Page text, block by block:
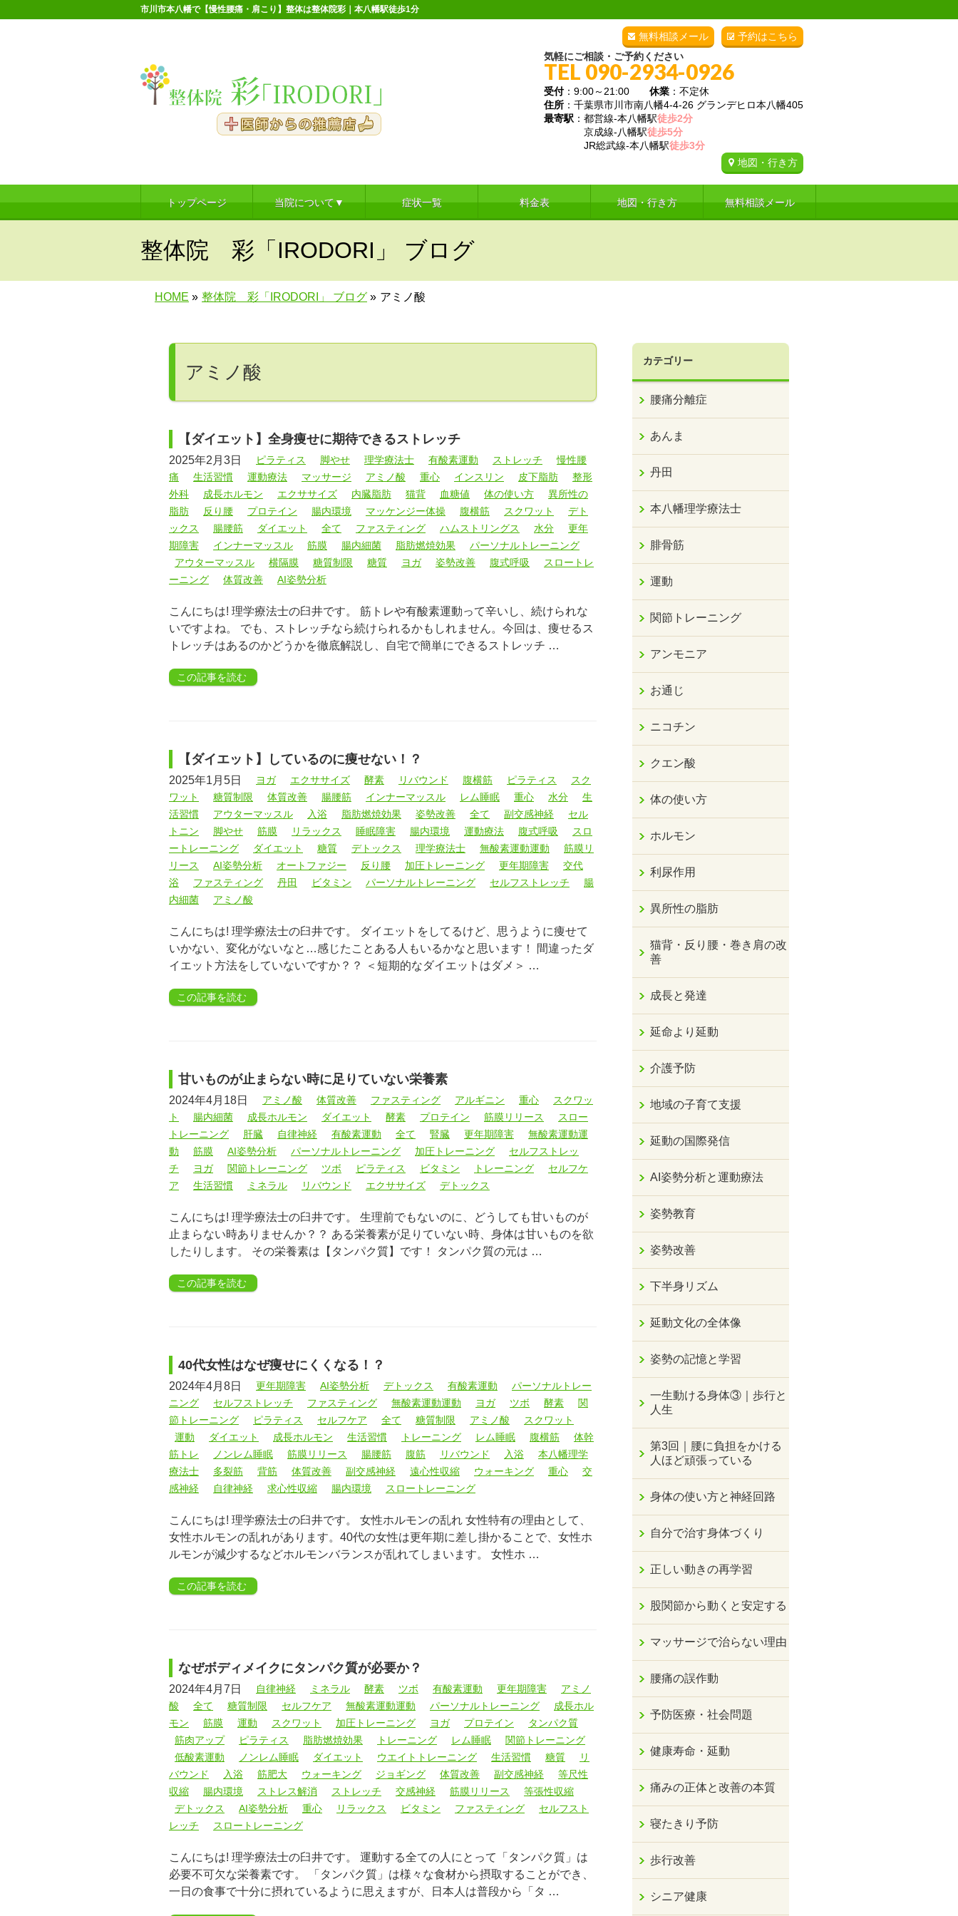
市川市本八幡で【慢性腰痛・肩こり】整体は整体院彩｜本八幡駅徒歩1分
予約はこちら
無料相談メール
気軽にご相談・ご予約ください
TEL 090-2934-0926
受付：9:00～21:00 休業 ：不定休
住所 ：千葉県市川市南八幡4-4-26 グランデヒロ本八幡405
最寄駅 ：都営線-本八幡駅徒歩2分
京成線-八幡駅徒歩5分
JR総武線-本八幡駅徒歩3分
地図・行き方
トップページ 当院について▼ 症状一覧 料金表 地図・行き方 無料相談メール
整体院 彩「IRODORI」 ブログ
HOME » 整体院 彩「IRODORI」 ブログ » アミノ酸
アミノ酸
【ダイエット】全身痩せに期待できるストレッチ
2025年2月3日 ピラティス 脚やせ 理学療法士 有酸素運動 ストレッチ
慢性腰
痛
生活習慣 運動療法 マッサージ アミノ酸 重心 インスリン 皮下脂肪
整形
外科
成長ホルモン エクササイズ 内臓脂肪 猫背 血糖値 体の使い方
異所性の
脂肪
反り腰 プロテイン 腸内環境 マッケンジー体操 腹横筋 スクワット
デト
ックス
腸腰筋 ダイエット 全て ファスティング ハムストリングス 水分
更年
期障害
インナーマッスル 筋膜 腸内細菌 脂肪燃焼効果
パーソナルトレーニング
アウターマッスル
横隔膜 糖質制限 糖質 ヨガ 姿勢改善 腹式呼吸
スロートレ
ーニング
体質改善 AI姿勢分析
こんにちは! 理学療法士の臼井です。 筋トレや有酸素運動って辛いし、続けられな
いですよね。 でも、ストレッチなら続けられるかもしれません。今回は、痩せるス
トレッチはあるのかどうかを徹底解説し、自宅で簡単にできるストレッチ …
この記事を読む
【ダイエット】しているのに痩せない！？
2025年1月5日 ヨガ エクササイズ 酵素 リバウンド 腹横筋 ピラティス
スク
ワット
糖質制限 体質改善 腸腰筋 インナーマッスル レム睡眠 重心 水分
生
活習慣
アウターマッスル 入浴 脂肪燃焼効果 姿勢改善 全て 副交感神経
セル
トニン
脚やせ 筋膜 リラックス 睡眠障害 腸内環境 運動療法 腹式呼吸
スロ
ートレーニング
ダイエット 糖質 デトックス 理学療法士 無酸素運動運動
筋膜リ
リース
AI姿勢分析 オートファジー 反り腰 加圧トレーニング 更年期障害
交代
浴
ファスティング 丹田 ビタミン パーソナルトレーニング セルフストレッチ
腸
内細菌
アミノ酸
こんにちは! 理学療法士の臼井です。 ダイエットをしてるけど、思うように痩せて
いかない、変化がないなと…感じたことある人もいるかなと思います！ 間違ったダ
イエット方法をしていないですか？？ ＜短期的なダイエットはダメ＞ …
この記事を読む
甘いものが止まらない時に足りていない栄養素
2024年4月18日 アミノ酸 体質改善 ファスティング アルギニン 重心
スクワッ
ト
腸内細菌 成長ホルモン ダイエット 酵素 プロテイン 筋膜リリース
スロー
トレーニング
肝臓 自律神経 有酸素運動 全て 腎臓 更年期障害
無酸素運動運
動
筋膜 AI姿勢分析 パーソナルトレーニング 加圧トレーニング
セルフストレッ
チ
ヨガ 関節トレーニング ツボ ピラティス ビタミン トレーニング
セルフケ
ア
生活習慣 ミネラル リバウンド エクササイズ デトックス
こんにちは! 理学療法士の臼井です。 生理前でもないのに、どうしても甘いものが
止まらない時ありませんか？？ ある栄養素が足りていない時、身体は甘いものを欲
したりします。 その栄養素は【タンパク質】です！ タンパク質の元は …
この記事を読む
40代女性はなぜ痩せにくくなる！？
2024年4月8日 更年期障害 AI姿勢分析 デトックス 有酸素運動
パーソナルトレー
ニング
セルフストレッチ ファスティング 無酸素運動運動 ヨガ ツボ 酵素
関
節トレーニング
ピラティス セルフケア 全て 糖質制限 アミノ酸
スクワット
運動
ダイエット 成長ホルモン 生活習慣 トレーニング レム睡眠 腹横筋
体幹
筋トレ
ノンレム睡眠 筋膜リリース 腸腰筋 腹筋 リバウンド 入浴
本八幡理学
療法士
多裂筋 背筋 体質改善 副交感神経 遠心性収縮 ウォーキング 重心
交
感神経
自律神経 求心性収縮 腸内環境 スロートレーニング
こんにちは! 理学療法士の臼井です。 女性ホルモンの乱れ 女性特有の理由として、
女性ホルモンの乱れがあります。40代の女性は更年期に差し掛かることで、女性ホ
ルモンが減少するなどホルモンバランスが乱れてしまいます。 女性ホ …
この記事を読む
なぜボディメイクにタンパク質が必要か？
2024年4月7日 自律神経 ミネラル 酵素 ツボ 有酸素運動 更年期障害
アミノ
酸
全て 糖質制限 セルフケア 無酸素運動運動 パーソナルトレーニング
成長ホル
モン
筋膜 運動 スクワット 加圧トレーニング ヨガ プロテイン
タンパク質
筋肉アップ
ピラティス 脂肪燃焼効果 トレーニング レム睡眠
関節トレーニング
低酸素運動
ノンレム睡眠 ダイエット ウエイトトレーニング 生活習慣 糖質
リ
バウンド
入浴 筋肥大 ウォーキング ジョギング 体質改善 副交感神経
等尺性
収縮
腸内環境 ストレス解消 ストレッチ 交感神経 筋膜リリース
等張性収縮
デトックス
AI姿勢分析 重心 リラックス ビタミン ファスティング
セルフスト
レッチ
スロートレーニング
こんにちは! 理学療法士の臼井です。 運動する全ての人にとって「タンパク質」は
必要不可欠な栄養素です。 「タンパク質」は様々な食材から摂取することができ、
一日の食事で十分に摂れているように思えますが、日本人は普段から「タ …
カテゴリー
腰痛分離症
あんま
丹田
本八幡理学療法士
腓骨筋
運動
関節トレーニング
アンモニア
お通じ
ニコチン
クエン酸
体の使い方
ホルモン
利尿作用
異所性の脂肪
猫背・反り腰・巻き肩の改
善
成長と発達
延命より延動
介護予防
地域の子育て支援
延動の国際発信
AI姿勢分析と運動療法
姿勢教育
姿勢改善
下半身リズム
延動文化の全体像
姿勢の記憶と学習
一生動ける身体③｜歩行と
人生
第3回｜腰に負担をかける
人ほど頑張っている
身体の使い方と神経回路
自分で治す身体づくり
正しい動きの再学習
股関節から動くと安定する
マッサージで治らない理由
腰痛の誤作動
予防医療・社会問題
健康寿命・延動
痛みの正体と改善の本質
寝たきり予防
歩行改善
シニア健康